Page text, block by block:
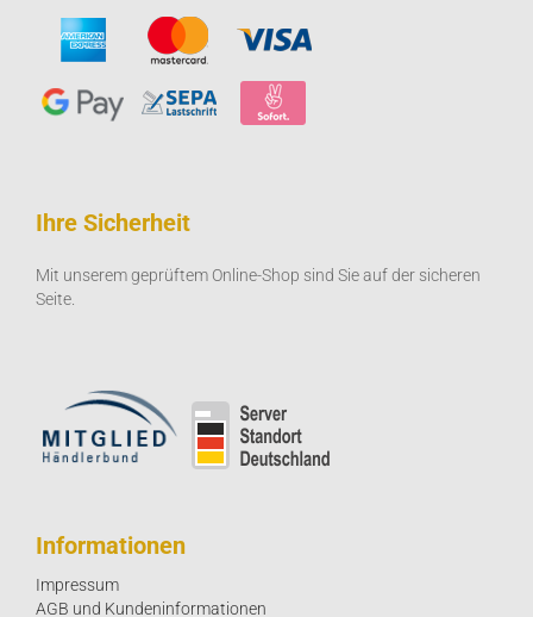
Ihre Sicherheit
Mit unserem geprüftem Online-Shop sind Sie auf der sicheren
Seite.
Informationen
Impressum
AGB und Kundeninformationen